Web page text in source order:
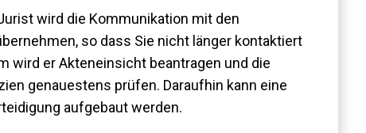
wird die Kommunikation mit den
so dass Sie nicht länger kontaktiert
wird er Akteneinsicht beantragen und die
genauestens prüfen. Daraufhin kann eine
aufgebaut werden.